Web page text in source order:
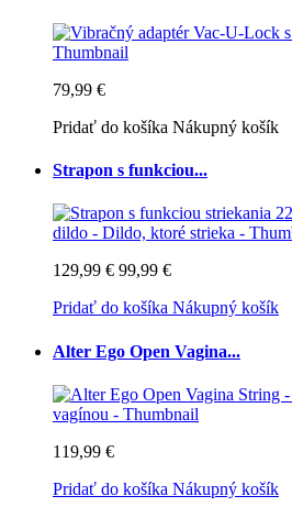
79,99 €
Pridať do košíka Nákupný košík
Strapon s funkciou...
129,99 € 99,99 €
Pridať do košíka Nákupný košík
Alter Ego Open Vagina...
119,99 €
Pridať do košíka Nákupný košík